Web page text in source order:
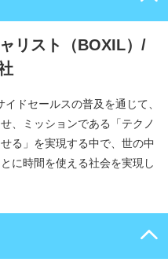
リスト（BOXIL）/
ドセールスの普及を通じて、
、ミッションである「テクノ
る」を実現する中で、世の中
に時間を使える社会を実現し